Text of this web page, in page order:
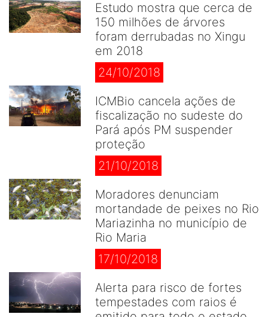
Estudo mostra que cerca de
150 milhões de árvores
foram derrubadas no Xingu
em 2018
24/10/2018
ICMBio cancela ações de
fiscalização no sudeste do
Pará após PM suspender
proteção
21/10/2018
Moradores denunciam
mortandade de peixes no Rio
Mariazinha no município de
Rio Maria
17/10/2018
Alerta para risco de fortes
tempestades com raios é